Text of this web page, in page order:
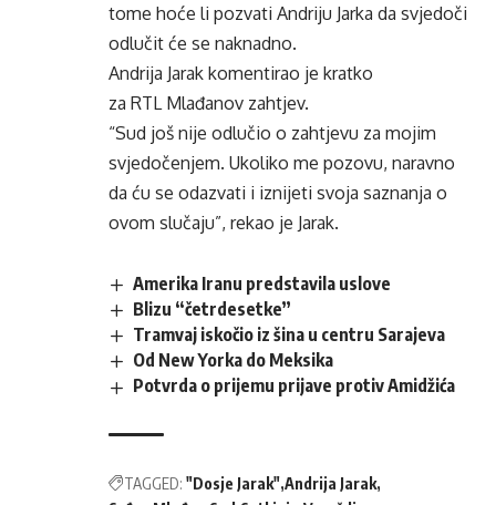
tome hoće li pozvati Andriju Jarka da svjedoči
odlučit će se naknadno.
Andrija Jarak komentirao je kratko
za RTL Mlađanov zahtjev.
“Sud još nije odlučio o zahtjevu za mojim
svjedočenjem. Ukoliko me pozovu, naravno
da ću se odazvati i iznijeti svoja saznanja o
ovom slučaju”, rekao je Jarak.
Amerika Iranu predstavila uslove
Blizu “četrdesetke”
Tramvaj iskočio iz šina u centru Sarajeva
Od New Yorka do Meksika
Potvrda o prijemu prijave protiv Amidžića
TAGGED: "Dosje Jarak" Andrija Jarak